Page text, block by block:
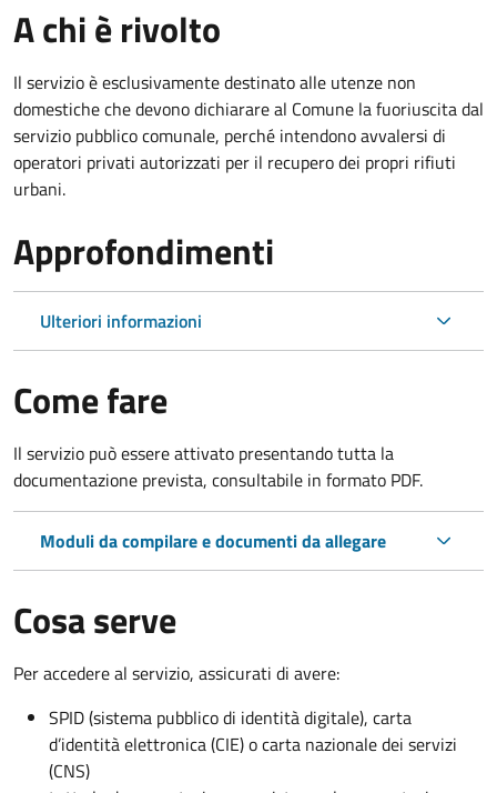
A chi è rivolto
Il servizio è esclusivamente destinato alle utenze non
domestiche che devono dichiarare al Comune la fuoriuscita dal
servizio pubblico comunale, perché intendono avvalersi di
operatori privati autorizzati per il recupero dei propri rifiuti
urbani.
Approfondimenti
Ulteriori informazioni
Come fare
Il servizio può essere attivato presentando tutta la
documentazione prevista, consultabile in formato PDF.
Moduli da compilare e documenti da allegare
Cosa serve
Per accedere al servizio, assicurati di avere:
SPID (sistema pubblico di identità digitale), carta
d’identità elettronica (CIE) o carta nazionale dei servizi
(CNS)